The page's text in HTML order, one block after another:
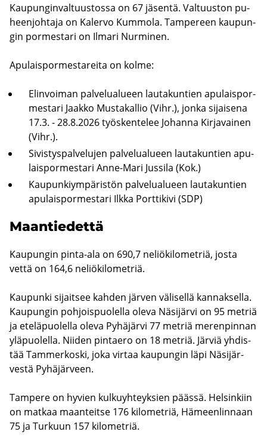
Kau­pun­gin­val­tuus­tos­sa on 67 jä­sen­tä. Val­tuus­ton pu­
heen­joh­ta­ja on Ka­ler­vo Kum­mo­la. Tam­pe­reen kau­pun­
gin por­mes­ta­ri on Il­ma­ri Nur­mi­nen.
Apu­lais­por­mes­ta­rei­ta on kolme:
Elin­voi­man pal­ve­lua­lu­een lau­ta­kun­tien apu­lais­por­
mes­ta­ri Jaak­ko Mus­ta­kal­lio (Vihr.), jonka si­jai­se­na
17.3. - 28.8.2026 työs­ken­te­lee Jo­han­na Kir­ja­vai­nen
(Vihr.).
Si­vis­tys­pal­ve­lu­jen pal­ve­lua­lu­een lau­ta­kun­tien apu­
lais­por­mes­ta­ri Anne-​Mari Jus­si­la (Kok.)
Kau­pun­kiym­pä­ris­tön pal­ve­lua­lu­een lau­ta­kun­tien
apu­lais­por­mes­ta­ri Ilkka Port­ti­ki­vi (SDP)
Maan­tie­det­tä
Kau­pun­gin pinta-​ala on 690,7 ne­liö­ki­lo­met­riä, josta
vettä on 164,6 ne­liö­ki­lo­met­riä.
Kau­pun­ki si­jait­see kah­den jär­ven vä­li­sel­lä kan­nak­sel­la.
Kau­pun­gin poh­jois­puo­lel­la oleva Nä­si­jär­vi on 95 met­riä
ja ete­lä­puo­lel­la oleva Py­hä­jär­vi 77 met­riä me­ren­pin­nan
ylä­puo­lel­la. Nii­den pin­tae­ro on 18 met­riä. Jär­viä yh­dis­
tää Tam­mer­kos­ki, joka vir­taa kau­pun­gin läpi Nä­si­jär­
ves­tä Py­hä­jär­veen.
Tam­pe­re on hy­vien kul­ku­yh­teyk­sien pääs­sä. Hel­sin­kiin
on mat­kaa maan­teit­se 176 ki­lo­met­riä, Hä­meen­lin­naan
75 ja Tur­kuun 157 ki­lo­met­riä.